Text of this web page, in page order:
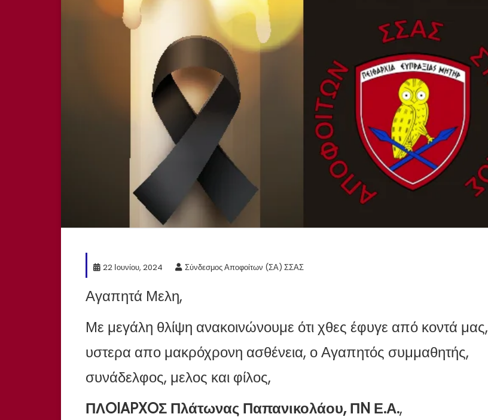
22 Ιουνίου, 2024 Σύνδεσμος Αποφοίτων (ΣΑ) ΣΣΑΣ
Αγαπητά Μελη,
Με μεγάλη θλίψη ανακοινώνουμε ότι χθες έφυγε από κοντά μας,
υστερα απο μακρόχρονη ασθένεια, ο Αγαπητός συμμαθητής,
συνάδελφος, μελος και φίλος,
ΠΛOIAPXOΣ Πλάτωνας Παπανικολάου, ΠN Ε.Α.,